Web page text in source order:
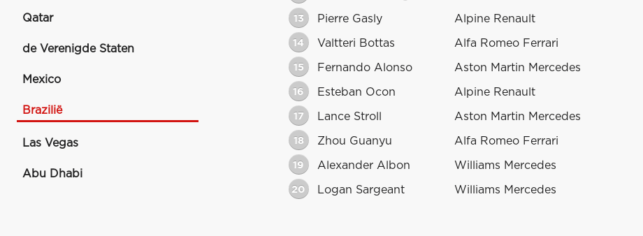
Qatar
de Verenigde Staten
Mexico
Brazilië
Las Vegas
Abu Dhabi
13 Pierre Gasly Alpine Renault
14 Valtteri Bottas Alfa Romeo Ferrari
15 Fernando Alonso Aston Martin Mercedes
16 Esteban Ocon Alpine Renault
17 Lance Stroll Aston Martin Mercedes
18 Zhou Guanyu Alfa Romeo Ferrari
19 Alexander Albon Williams Mercedes
20 Logan Sargeant Williams Mercedes